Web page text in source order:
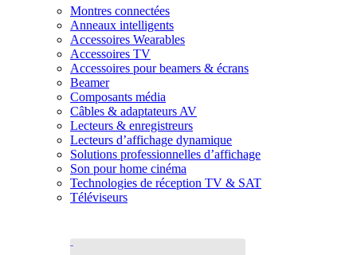
Montres connectées
Anneaux intelligents
Accessoires Wearables
Accessoires TV
Accessoires pour beamers & écrans
Beamer
Composants média
Câbles & adaptateurs AV
Lecteurs & enregistreurs
Lecteurs d’affichage dynamique
Solutions professionnelles d’affichage
Son pour home cinéma
Technologies de réception TV & SAT
Téléviseurs